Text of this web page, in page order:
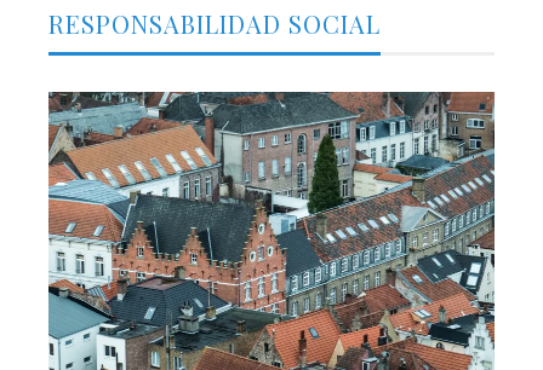
RESPONSABILIDAD SOCIAL